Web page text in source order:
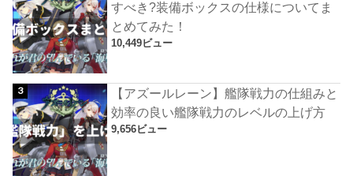
すべき?装備ボックスの仕様についてま
とめてみた！
10,449ビュー
【アズールレーン】艦隊戦力の仕組みと
効率の良い艦隊戦力のレベルの上げ方
9,656ビュー